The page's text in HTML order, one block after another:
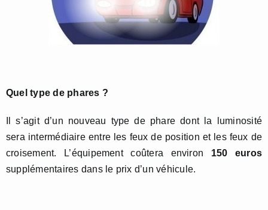
Quel type de phares ?
Il s’agit d’un nouveau type de phare dont la luminosité
sera intermédiaire entre les feux de position et les feux de
croisement. L’équipement coûtera environ 150 euros
supplémentaires dans le prix d’un véhicule.